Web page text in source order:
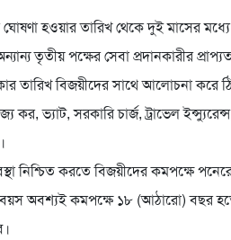
হওয়ার তারিখ থেকে দুই মাসের মধ্যে
তৃতীয় পক্ষের সেবা প্রদানকারীর
তারিখ বিজয়ীদের সাথে আলোচনা করে
কর, ভ্যাট, সরকারি চার্জ, ট্রাভেল
নিশ্চিত করতে বিজয়ীদের কমপক্ষে
অবশ্যই কমপক্ষে ১৮ (আঠারো) বছর